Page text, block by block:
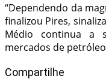
“Dependendo da
finalizou Pires,
Médio continua a
mercados de
Compartilhe